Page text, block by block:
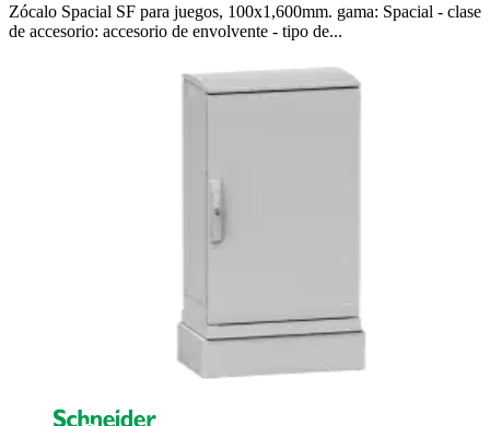
Zócalo Spacial SF para juegos, 100x1,600mm. gama: Spacial - clase
de accesorio: accesorio de envolvente - tipo de...